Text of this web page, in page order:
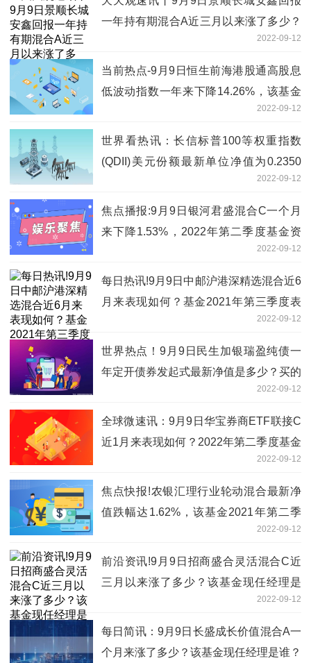
一年持有期混合A近三月以来涨了多少？
2022年第二季度基金资产怎么配置？
2022-09-12
当前热点-9月9日恒生前海港股通高股息
低波动指数一年来下降14.26%，该基金
2022-09-12
世界看热讯：长信标普100等权重指数
(QDII)美元份额最新单位净值为0.2350
元，基金2021年第三季度表现如何？（9
月8日）
2022-09-12
焦点播报:9月9日银河君盛混合C一个月
来下降1.53%，2022年第二季度基金资
2022-09-12
每日热讯!9月9日中邮沪港深精选混合近6
月来表现如何？基金2021年第三季度表
2022-09-12
世界热点！9月9日民生加银瑞盈纯债一
年定开债券发起式最新净值是多少？买的
2022-09-12
全球微速讯：9月9日华宝券商ETF联接C
近1月来表现如何？2022年第二季度基金
2022-09-12
焦点快报!农银汇理行业轮动混合最新净
值跌幅达1.62%，该基金2021年第二季
2022-09-12
前沿资讯!9月9日招商盛合灵活混合C近
三月以来涨了多少？该基金现任经理是
2022-09-12
每日简讯：9月9日长盛成长价值混合A一
个月来涨了多少？该基金现任经理是谁？